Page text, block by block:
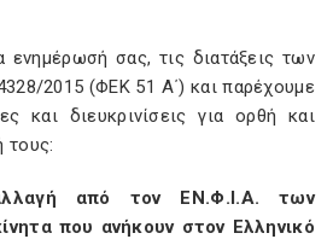
ενημέρωσή σας, τις διατάξεις των
2015 (ΦΕΚ 51 Α΄) και παρέχουμε
και διευκρινίσεις για ορθή και
τους:
από τον ΕΝ.Φ.Ι.Α. των
που ανήκουν στον Ελληνικό